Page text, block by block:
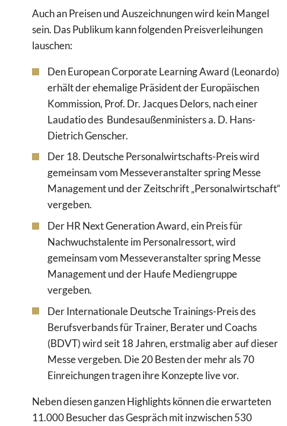
Auch an Preisen und Auszeichnungen wird kein Mangel
sein. Das Publikum kann folgenden Preisverleihungen
lauschen:
Den European Corporate Learning Award (Leonardo)
erhält der ehemalige Präsident der Europäischen
Kommission, Prof. Dr. Jacques Delors, nach einer
Laudatio des Bundesaußenministers a. D. Hans-
Dietrich Genscher.
Der 18. Deutsche Personalwirtschafts-Preis wird
gemeinsam vom Messeveranstalter spring Messe
Management und der Zeitschrift „Personalwirtschaft“
vergeben.
Der HR Next Generation Award, ein Preis für
Nachwuchstalente im Personalressort, wird
gemeinsam vom Messeveranstalter spring Messe
Management und der Haufe Mediengruppe
vergeben.
Der Internationale Deutsche Trainings-Preis des
Berufsverbands für Trainer, Berater und Coachs
(BDVT) wird seit 18 Jahren, erstmalig aber auf dieser
Messe vergeben. Die 20 Besten der mehr als 70
Einreichungen tragen ihre Konzepte live vor.
Neben diesen ganzen Highlights können die erwarteten
11.000 Besucher das Gespräch mit inzwischen 530